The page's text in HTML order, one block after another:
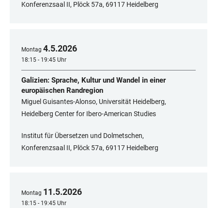
Konferenzsaal II, Plöck 57a, 69117 Heidelberg
Montag 4.5.2026
18:15 - 19:45 Uhr
Galizien: Sprache, Kultur und Wandel in einer
europäischen Randregion
Miguel Guisantes-Alonso, Universität Heidelberg,
Heidelberg Center for Ibero-American Studies
Institut für Übersetzen und Dolmetschen,
Konferenzsaal II, Plöck 57a, 69117 Heidelberg
Montag 11.5.2026
18:15 - 19:45 Uhr